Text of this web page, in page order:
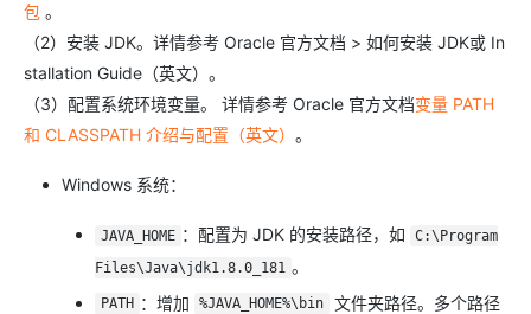
包 。
（2）安装 JDK。详情参考 Oracle 官方文档 > 如何安装 JDK或 In
stallation Guide（英文）。
（3）配置系统环境变量。 详情参考 Oracle 官方文档变量 PATH
和 CLASSPATH 介绍与配置（英文） 。
Windows 系统：
JAVA_HOME ：配置为 JDK 的安装路径，如
C:\Program
Files\Java\jdk1.8.0_181 。
PATH ：增加 %JAVA_HOME%\bin
文件夹路径。多个路径